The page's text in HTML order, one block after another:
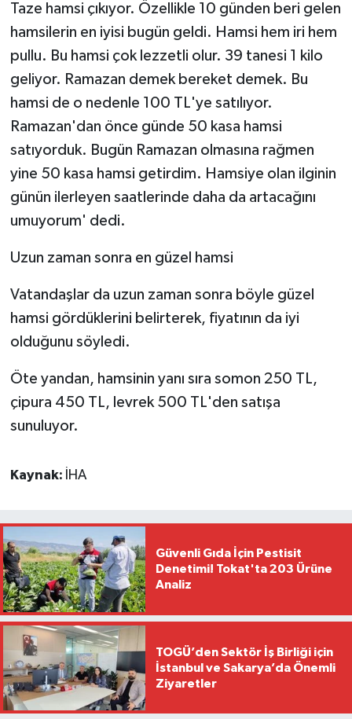
Taze hamsi çıkıyor. Özellikle 10 günden beri gelen
hamsilerin en iyisi bugün geldi. Hamsi hem iri hem
pullu. Bu hamsi çok lezzetli olur. 39 tanesi 1 kilo
geliyor. Ramazan demek bereket demek. Bu
hamsi de o nedenle 100 TL'ye satılıyor.
Ramazan'dan önce günde 50 kasa hamsi
satıyorduk. Bugün Ramazan olmasına rağmen
yine 50 kasa hamsi getirdim. Hamsiye olan ilginin
günün ilerleyen saatlerinde daha da artacağını
umuyorum' dedi.
Uzun zaman sonra en güzel hamsi
Vatandaşlar da uzun zaman sonra böyle güzel
hamsi gördüklerini belirterek, fiyatının da iyi
olduğunu söyledi.
Öte yandan, hamsinin yanı sıra somon 250 TL,
çipura 450 TL, levrek 500 TL'den satışa
sunuluyor.
Kaynak: İHA
Güvenli Gıda İçin Pestisit
Denetimi! Tokat'ta 203 Ürüne
Analiz
TOGÜ’den Sektör İş Birliği için
İstanbul ve Sakarya’da Önemli
Ziyaretler